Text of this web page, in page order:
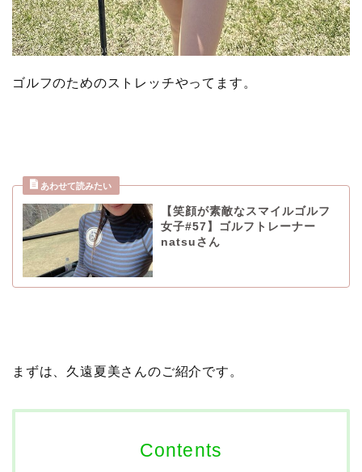
ゴルフのためのストレッチやってます。
【笑顔が素敵なスマイルゴルフ
女子#57】ゴルフトレーナー
natsuさん
まずは、久遠夏美さんのご紹介です。
Contents